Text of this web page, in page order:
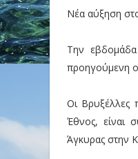
Νέα αύξηση
Την
προηγούμενη ο
Οι Βρυξέλλες
Έθνος, είναι
Άγκυρας στην